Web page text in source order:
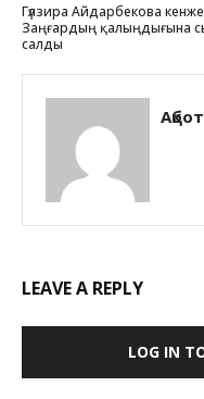
Гүлзира Айдарбекова
Заңғардың қалыңдығына
салды
LEAVE A REPLY
LOG IN